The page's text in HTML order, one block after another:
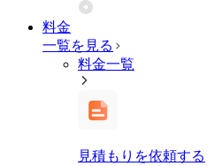
料金
一覧を見る
料金一覧
見積もりを依頼する